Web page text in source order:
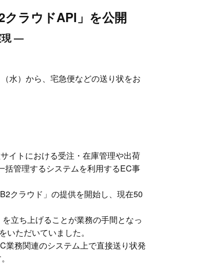
ラウドAPI」を公開
現 ―
水）から、宅急便などの送り状をお
イトにおける受注・在庫管理や出荷
括管理するシステムを利用するEC事
クラウド」の提供を開始し、現在50
立ち上げることが業務の手間となっ
ただいていました。
業務関連のシステム上で直接送り状発